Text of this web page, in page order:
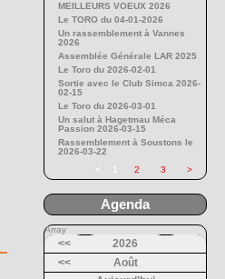
MEILLEURS VOEUX 2026
Le TORO du 04-01-2026
Un rassemblement à Vannes
2026
Assemblée Générale LAR 2025
Le Toro du 2026-02-01
Sortie avec le Club Simca 2026-
02-15
Le Toro du 2026-03-01
Un salut à Hagetmau Méca
Passion 2026-03-15
Rassemblement à Soustons le
2026-03-22
<
1 2 3 >
Agenda
Array
<<
2026
<<
Août